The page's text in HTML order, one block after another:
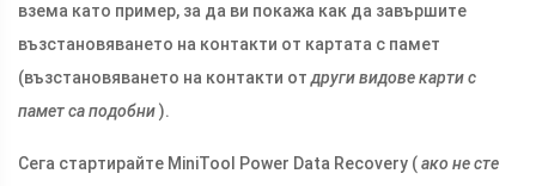
взема като пример, за да ви покажа как да завършите
възстановяването на контакти от картата с памет
(възстановяването на контакти отдруги видове карти с
памет са подобни).
Сега стартирайте MiniTool Power Data Recovery (ако не сте